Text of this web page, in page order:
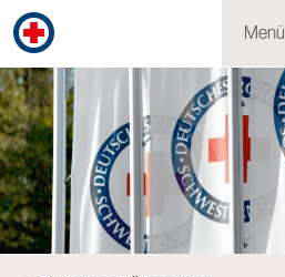
Menü